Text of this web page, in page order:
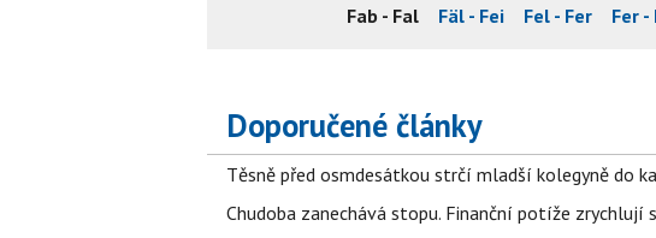
Fab - Fal Fäl - Fei Fel - Fer Fer -
Doporučené články
Těsně před osmdesátkou strčí mladší kolegyně do
Chudoba zanechává stopu. Finanční potíže